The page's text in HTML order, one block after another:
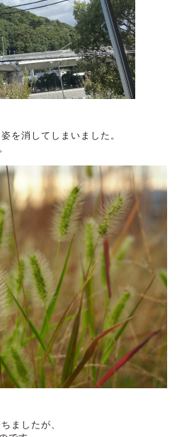
を消してしまいました。
ましたが、